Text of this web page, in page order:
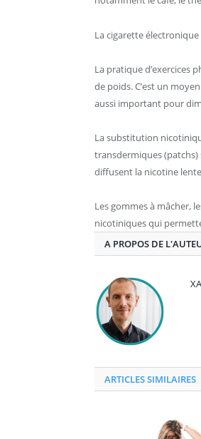
La cigarette
La pratique d’exercices
de poids. C’est un
aussi important pour
La substitution
transdermiques
diffusent la nicotine
Les gommes à mâcher,
nicotiniques qui
A PROPOS DE
ARTICLES SIMILAIRES